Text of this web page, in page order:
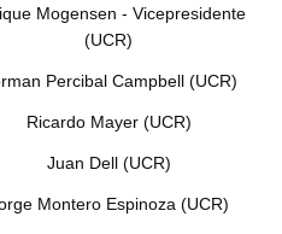
Mogensen - Vicepresidente
(UCR)
Percibal Campbell (UCR)
Ricardo Mayer (UCR)
Juan Dell (UCR)
Montero Espinoza (UCR)